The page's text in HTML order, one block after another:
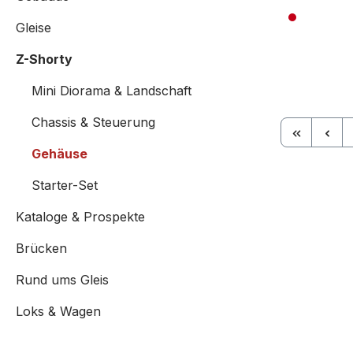
Gleise
Z-Shorty
Mini Diorama & Landschaft
Chassis & Steuerung
Gehäuse
Starter-Set
Kataloge & Prospekte
Brücken
Rund ums Gleis
Loks & Wagen